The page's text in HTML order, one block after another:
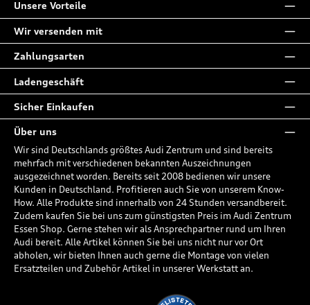
Unsere Vorteile
Wir versenden mit
Zahlungsarten
Ladengeschäft
Sicher Einkaufen
Über uns
Wir sind Deutschlands größtes Audi Zentrum und sind bereits
mehrfach mit verschiedenen bekannten Auszeichnungen
ausgezeichnet worden. Bereits seit 2008 bedienen wir unsere
Kunden in Deutschland. Profitieren auch Sie von unserem Know-
How. Alle Produkte sind innerhalb von 24 Stunden versandbereit.
Zudem kaufen Sie bei uns zum günstigsten Preis im Audi Zentrum
Essen Shop. Gerne stehen wir als Ansprechpartner rund um Ihren
Audi bereit. Alle Artikel können Sie bei uns nicht nur vor Ort
abholen, wir bieten Ihnen auch gerne die Montage von vielen
Ersatzteilen und Zubehör Artikel in unserer Werkstatt an.